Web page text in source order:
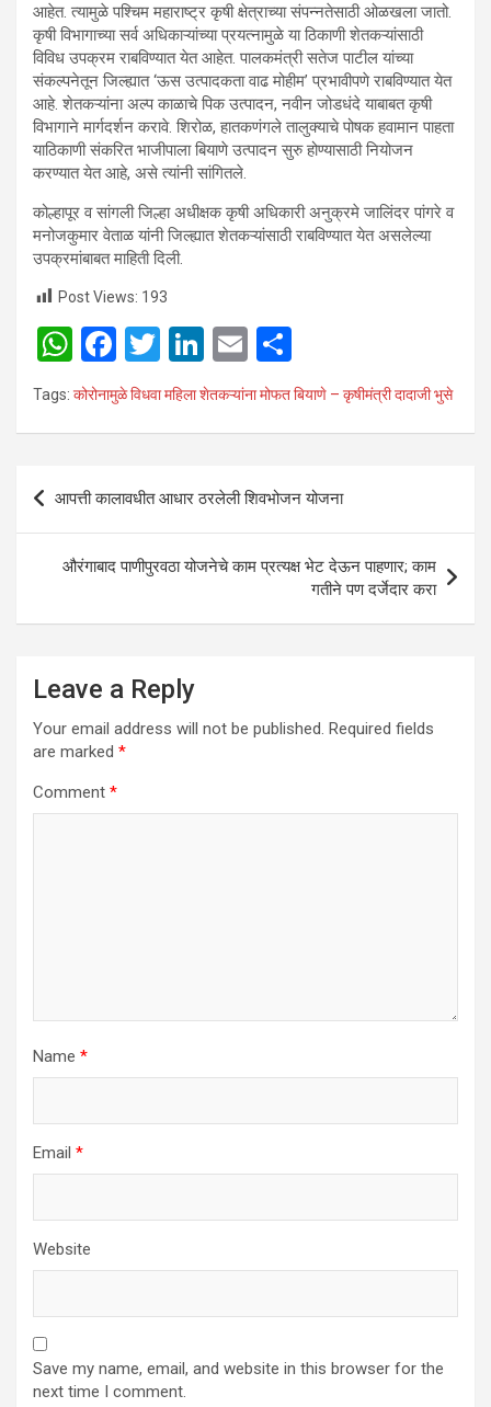
आहेत. त्यामुळे पश्चिम महाराष्ट्र कृषी क्षेत्राच्या संपन्नतेसाठी ओळखला जातो.
कृषी विभागाच्या सर्व अधिकाऱ्यांच्या प्रयत्नामुळे या ठिकाणी शेतकऱ्यांसाठी
विविध उपक्रम राबविण्यात येत आहेत. पालकमंत्री सतेज पाटील यांच्या
संकल्पनेतून जिल्ह्यात ‘ऊस उत्पादकता वाढ मोहीम’ प्रभावीपणे राबविण्यात येत
आहे. शेतकऱ्यांना अल्प काळाचे पिक उत्पादन, नवीन जोडधंदे याबाबत कृषी
विभागाने मार्गदर्शन करावे. शिरोळ, हातकणंगले तालुक्याचे पोषक हवामान पाहता
याठिकाणी संकरित भाजीपाला बियाणे उत्पादन सुरु होण्यासाठी नियोजन
करण्यात येत आहे, असे त्यांनी सांगितले.
कोल्हापूर व सांगली जिल्हा अधीक्षक कृषी अधिकारी अनुक्रमे जालिंदर पांगरे व
मनोजकुमार वेताळ यांनी जिल्ह्यात शेतकऱ्यांसाठी राबविण्यात येत असलेल्या
उपक्रमांबाबत माहिती दिली.
Post Views: 193
W
h
at
A
p
F
a
ce
o
k
T
wi
tt
Li
n
ke
n
E
m
ail
h
ar
Tags: कोरोनामुळे विधवा महिला शेतकऱ्यांना मोफत बियाणे – कृषीमंत्री दादाजी भुसे
Post
navigation
आपत्ती कालावधीत आधार ठरलेली शिवभोजन योजना
औरंगाबाद पाणीपुरवठा योजनेचे काम प्रत्यक्ष भेट देऊन पाहणार; काम
गतीने पण दर्जेदार करा
Leave a Reply
Your email address will not be published. Required fields
are marked *
Comment *
Name *
Email *
Website
Save my name, email, and website in this browser for the
next time I comment.